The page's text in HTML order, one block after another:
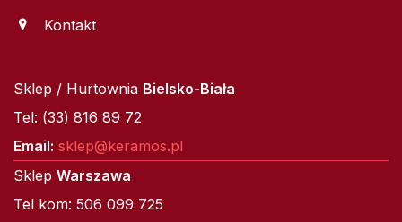
Kontakt
Sklep / Hurtownia Bielsko-Biała
Tel: (33) 816 89 72
Email: sklep@keramos.pl
Sklep Warszawa
Tel kom: 506 099 725